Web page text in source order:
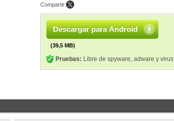
Compartir:
Descargar para Android
(39,5 MB)
Pruebas: Libre de spyware, adware y virus